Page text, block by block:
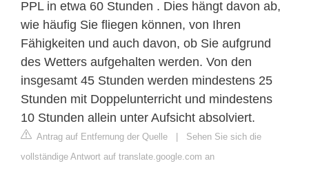
PPL in etwa 60 Stunden . Dies hängt davon ab,
wie häufig Sie fliegen können, von Ihren
Fähigkeiten und auch davon, ob Sie aufgrund
des Wetters aufgehalten werden. Von den
insgesamt 45 Stunden werden mindestens 25
Stunden mit Doppelunterricht und mindestens
10 Stunden allein unter Aufsicht absolviert.
Antrag auf Entfernung der Quelle | Sehen Sie sich die
vollständige Antwort auf translate.google.com an